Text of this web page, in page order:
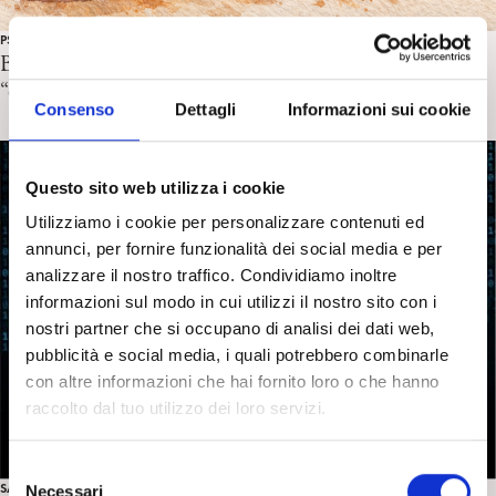
Consenso Dettagli Informazioni sui cookie
Questo sito web utilizza i cookie
Utilizziamo i cookie per personalizzare contenuti ed
annunci, per fornire funzionalità dei social media e per
analizzare il nostro traffico. Condividiamo inoltre
informazioni sul modo in cui utilizzi il nostro sito con i
nostri partner che si occupano di analisi dei dati web,
pubblicità e social media, i quali potrebbero combinarle
con altre informazioni che hai fornito loro o che hanno
raccolto dal tuo utilizzo dei loro servizi.
Necessari
PSICOANALISI, UNIVERSITÀ E SCUOLA
Bullismi. La mancata elaborazione della fisiologica
“crudeltà” infantile. Fabrizio Rocchetto
SALUTE MENTALE E PSICOANALISI